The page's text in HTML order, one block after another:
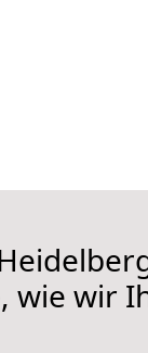
wie wir